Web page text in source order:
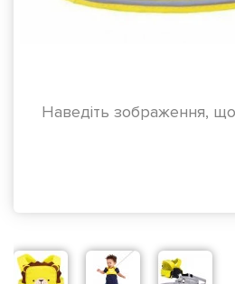
Наведіть зображення,